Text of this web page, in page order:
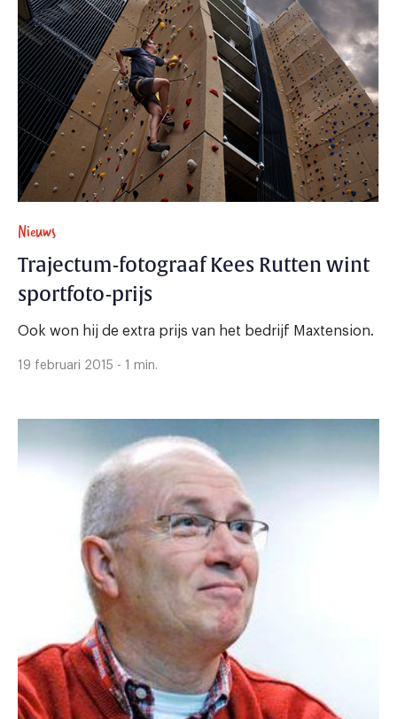
Nieuws
Trajectum-fotograaf Kees Rutten wint
sportfoto-prijs
Ook won hij de extra prijs van het bedrijf Maxtension.
19 februari 2015 - 1 min.